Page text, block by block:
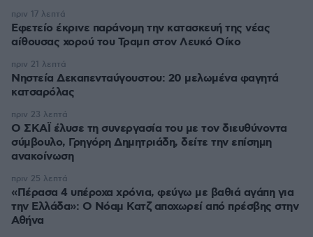
Εφετείο έκρινε παράνομη την κατασκευή της νέας
αίθουσας χορού του Τραμπ στον Λευκό Οίκο
πριν 17 λεπτά
Νηστεία Δεκαπενταύγουστου: 20 μελωμένα φαγητά
κατσαρόλας
πριν 21 λεπτά
Ο ΣΚΑΪ έλυσε τη συνεργασία του με τον διευθύνοντα
σύμβουλο, Γρηγόρη Δημητριάδη, δείτε την επίσημη
ανακοίνωση
πριν 23 λεπτά
«Πέρασα 4 υπέροχα χρόνια, φεύγω με βαθιά αγάπη για
την Ελλάδα»: Ο Νόαμ Κατζ αποχωρεί από πρέσβης στην
Αθήνα
πριν 25 λεπτά